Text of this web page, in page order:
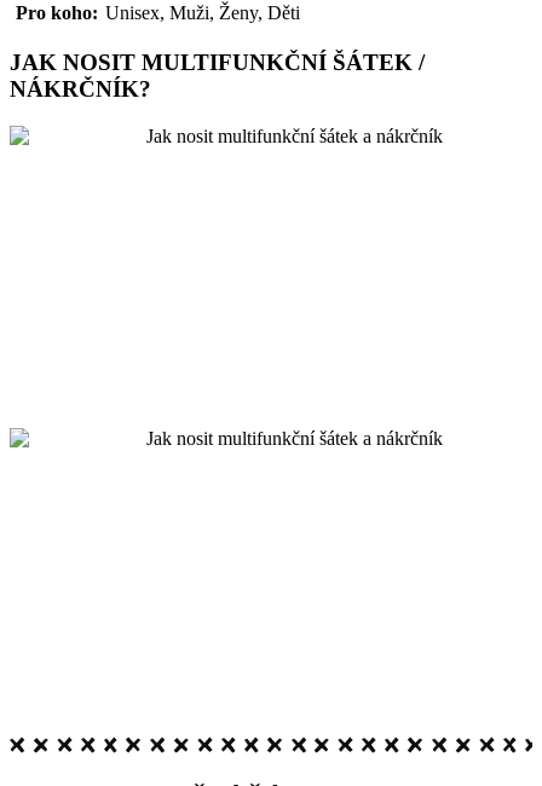
Pro koho: Unisex, Muži, Ženy, Děti
JAK NOSIT MULTIFUNKČNÍ ŠÁTEK /
NÁKRČNÍK?